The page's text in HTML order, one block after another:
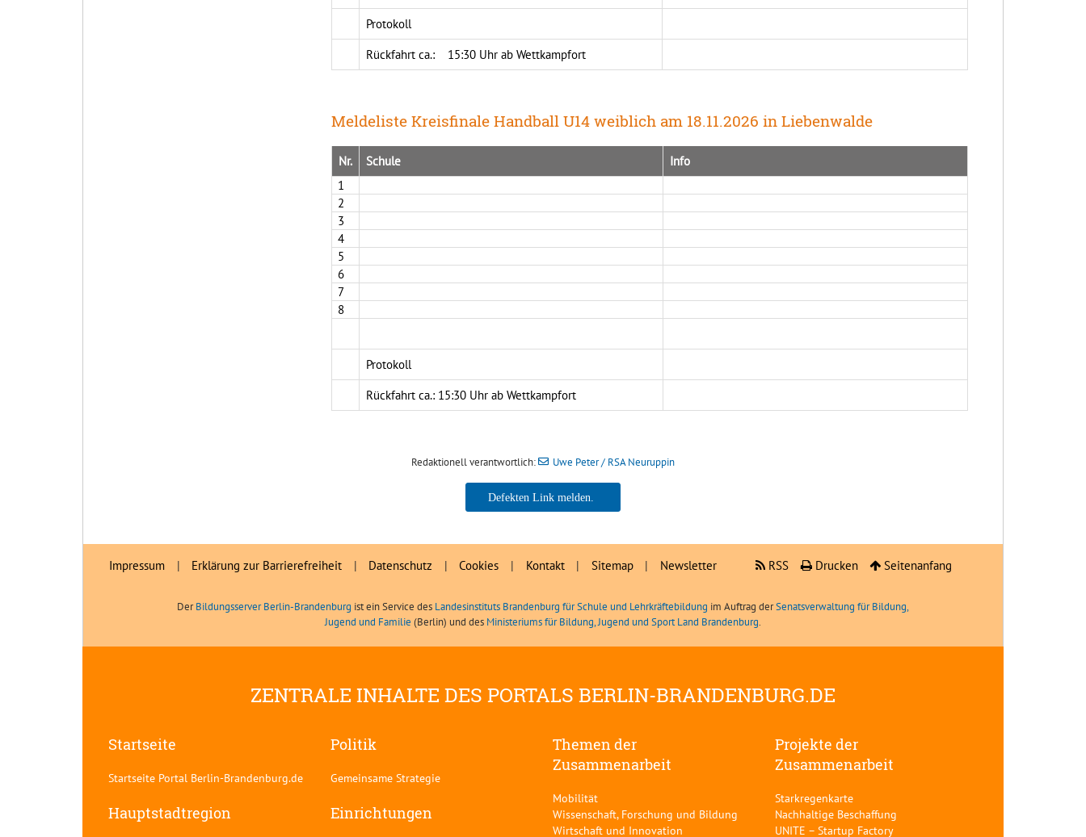
Protokoll
Rückfahrt ca.: 15:30 Uhr ab Wettkampfort
Meldeliste Kreisfinale Handball U14 weiblich am 18.11.2026 in Liebenwalde
Nr. Schule
Info
1
2
3
4
5
6
7
8
Protokoll
Rückfahrt ca.: 15:30 Uhr ab Wettkampfort
Redaktionell verantwortlich: Uwe Peter / RSA Neuruppin
Uwe Peter / RSA Neuruppin
Impressum | Erklärung zur Barrierefreiheit | Datenschutz | Cookies | Kontakt | Sitemap | Newsletter RSS Drucken Seitenanfang
DerBildungsserver Berlin-Brandenburg ist ein Service des Landesinstituts Brandenburg für Schule und Lehrkräftebildung im Auftrag derSenatsverwaltung für Bildung,
Jugend und Familie (Berlin) und des Ministeriums für Bildung, Jugend und Sport Land Brandenburg.
ZENTRALE INHALTE DES PORTALS BERLIN-BRANDENBURG.DE
Startseite
Startseite Portal Berlin-Brandenburg.de
Hauptstadtregion
Politik
Gemeinsame Strategie
Einrichtungen
Themen der
Zusammenarbeit
Mobilität
Wissenschaft, Forschung und Bildung
Wirtschaft und Innovation
Projekte der
Zusammenarbeit
Starkregenkarte
Nachhaltige Beschaffung
UNITE – Startup Factory